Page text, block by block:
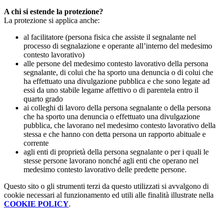
A chi si estende la protezione?
La protezione si applica anche:
al facilitatore (persona fisica che assiste il segnalante nel
processo di segnalazione e operante all’interno del medesimo
contesto lavorativo)
alle persone del medesimo contesto lavorativo della persona
segnalante, di colui che ha sporto una denuncia o di colui che
ha effettuato una divulgazione pubblica e che sono legate ad
essi da uno stabile legame affettivo o di parentela entro il
quarto grado
ai colleghi di lavoro della persona segnalante o della persona
che ha sporto una denuncia o effettuato una divulgazione
pubblica, che lavorano nel medesimo contesto lavorativo della
stessa e che hanno con detta persona un rapporto abituale e
corrente
agli enti di proprietà della persona segnalante o per i quali le
stesse persone lavorano nonché agli enti che operano nel
medesimo contesto lavorativo delle predette persone.
Questo sito o gli strumenti terzi da questo utilizzati si avvalgono di
cookie necessari al funzionamento ed utili alle finalità illustrate nella
COOKIE POLICY.